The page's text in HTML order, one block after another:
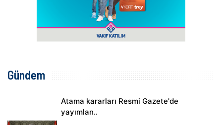
Gündem
Atama kararları Resmi Gazete'de
yayımlan..